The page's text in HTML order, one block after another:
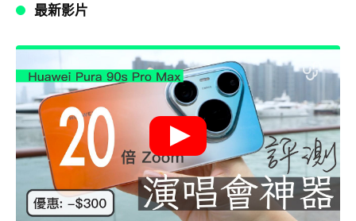
最新影片